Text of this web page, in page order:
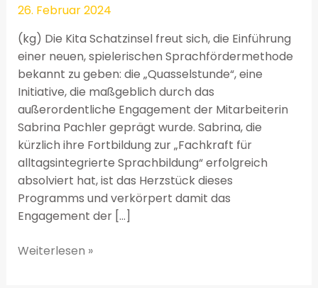
26. Februar 2024
(kg) Die Kita Schatzinsel freut sich, die Einführung
einer neuen, spielerischen Sprachfördermethode
bekannt zu geben: die „Quasselstunde“, eine
Initiative, die maßgeblich durch das
außerordentliche Engagement der Mitarbeiterin
Sabrina Pachler geprägt wurde. Sabrina, die
kürzlich ihre Fortbildung zur „Fachkraft für
alltagsintegrierte Sprachbildung“ erfolgreich
absolviert hat, ist das Herzstück dieses
Programms und verkörpert damit das
Engagement der […]
Weiterlesen »